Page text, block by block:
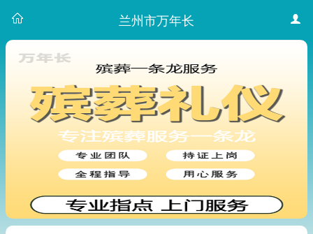
兰州市万年长